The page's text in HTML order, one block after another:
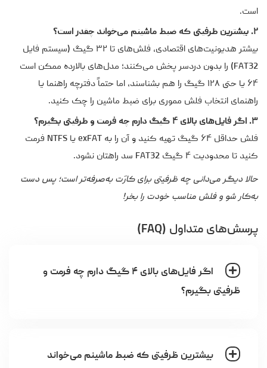
است.
۲. بیشترین ظرفیتی که ضبط ماشینم می‌خواند چقدر است؟
بیشتر هد‌یونیت‌های اقتصادی، فلش‌های تا ۳۲ گیگ (سیستم فایل
FAT32) را بدون دردسر پخش می‌کنند؛ مدل‌های بالارده ممکن است
۶۴ یا حتی ۱۲۸ گیگ را هم بشناسند، اما حتماً دفترچه راهنما یا
راهنمای انتخاب فلش مموری برای ضبط ماشین را چک کنید.
۳. اگر فایل‌های بالای ۴ گیگ دارم چه فرمت و ظرفیتی بگیرم؟
فلش حداقل ۶۴ گیگ تهیه کنید و آن را به exFAT یا NTFS فرمت
کنید تا محدودیت ۴ گیگ FAT32 سد راهتان نشود.
حالا دیگر می‌دانی چه ظرفیتی برای کارَت به‌صرفه‌تر است؛ پس دست
به‌کار شو و فلش مناسب خودت را بخر!
پرسش‌های متداول (FAQ)
اگر فایل‌های بالای ۴ گیگ دارم چه فرمت و
ظرفیتی بگیرم؟
بیشترین ظرفیتی که ضبط ماشینم می‌خواند